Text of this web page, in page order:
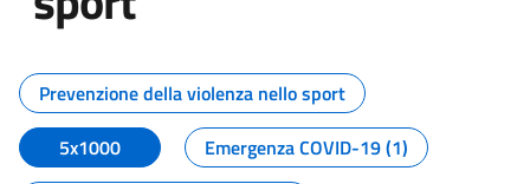
Tutti i contenuti della pagina
Prevenzione della violenza nello sport
5x1000
Emergenza COVID-19 (1)